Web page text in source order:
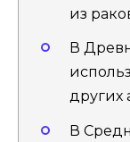
из
В
других
В